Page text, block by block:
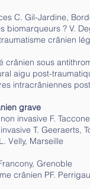
C. Gil-Jardine,
biomarqueurs ? V.
crânien
crânien sous
aigu post-
intracrâniennes
grave
invasive F.
T. Geeraerts,
Velly, Marseille
Grenoble
crânien PF.